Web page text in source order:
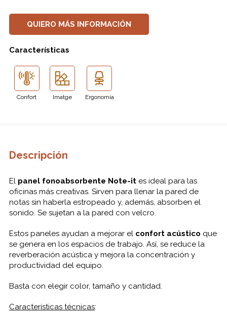
QUIERO MÁS INFORMACIÓN
Características
Confort Imatge Ergonomia
Descripción
El panel fonoabsorbente Note-ites ideal para las
oficinas más creativas. Sirven para llenar la pared de
notas sin haberla estropeado y, además, absorben el
sonido. Se sujetan a la pared con velcro.
Estos paneles ayudan a mejorar el confort acústico que
se genera en los espacios de trabajo. Así, se reduce la
reverberación acústica y mejora la concentración y
productividad del equipo.
Basta con elegir color, tamaño y cantidad.
Características técnicas: